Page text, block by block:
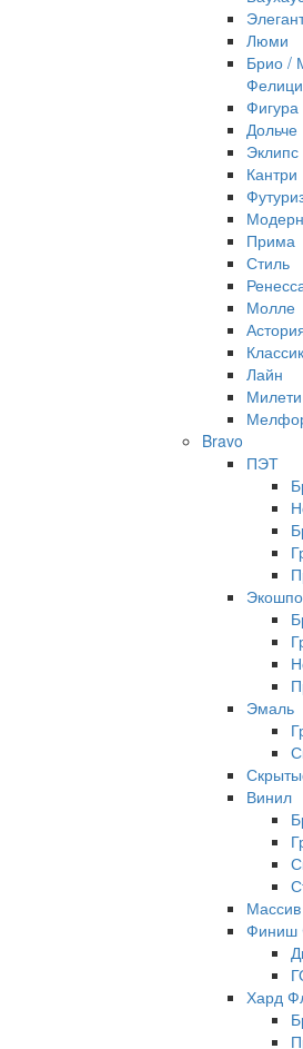
Люми
Брио /
Фигура
Дольче
Эклипс
Кантри
Модерн
Прима
Стиль
Молле
Классик
Лайн
Милети
Bravo
ПЭТ
Эмаль
Винил
Массив
Финиш
Хард